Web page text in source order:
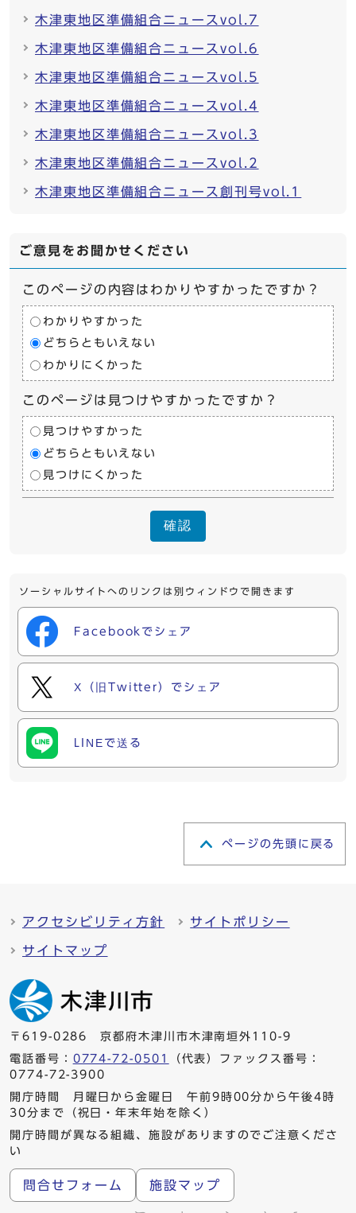
木津東地区準備組合ニュースvol.7
木津東地区準備組合ニュースvol.6
木津東地区準備組合ニュースvol.5
木津東地区準備組合ニュースvol.4
木津東地区準備組合ニュースvol.3
木津東地区準備組合ニュースvol.2
木津東地区準備組合ニュース創刊号vol.1
ご意見をお聞かせください
このページの内容はわかりやすかったですか？
わかりやすかった
どちらともいえない
わかりにくかった
このページは見つけやすかったですか？
見つけやすかった
どちらともいえない
見つけにくかった
確認
ソーシャルサイトへのリンクは別ウィンドウで開きます
Facebookでシェア
X（旧Twitter）でシェア
LINEで送る
ページの先頭に戻る
アクセシビリティ方針 サイトポリシー
サイトマップ
〒619-0286 京都府木津川市木津南垣外110-9
電話番号： 0774-72-0501
（代表）ファックス番号：
0774-72-3900
開庁時間 月曜日から金曜日 午前9時00分から午後4時
30分まで（祝日・年末年始を除く）
開庁時間が異なる組織、施設がありますのでご注意くださ
い
問合せフォーム 施設マップ